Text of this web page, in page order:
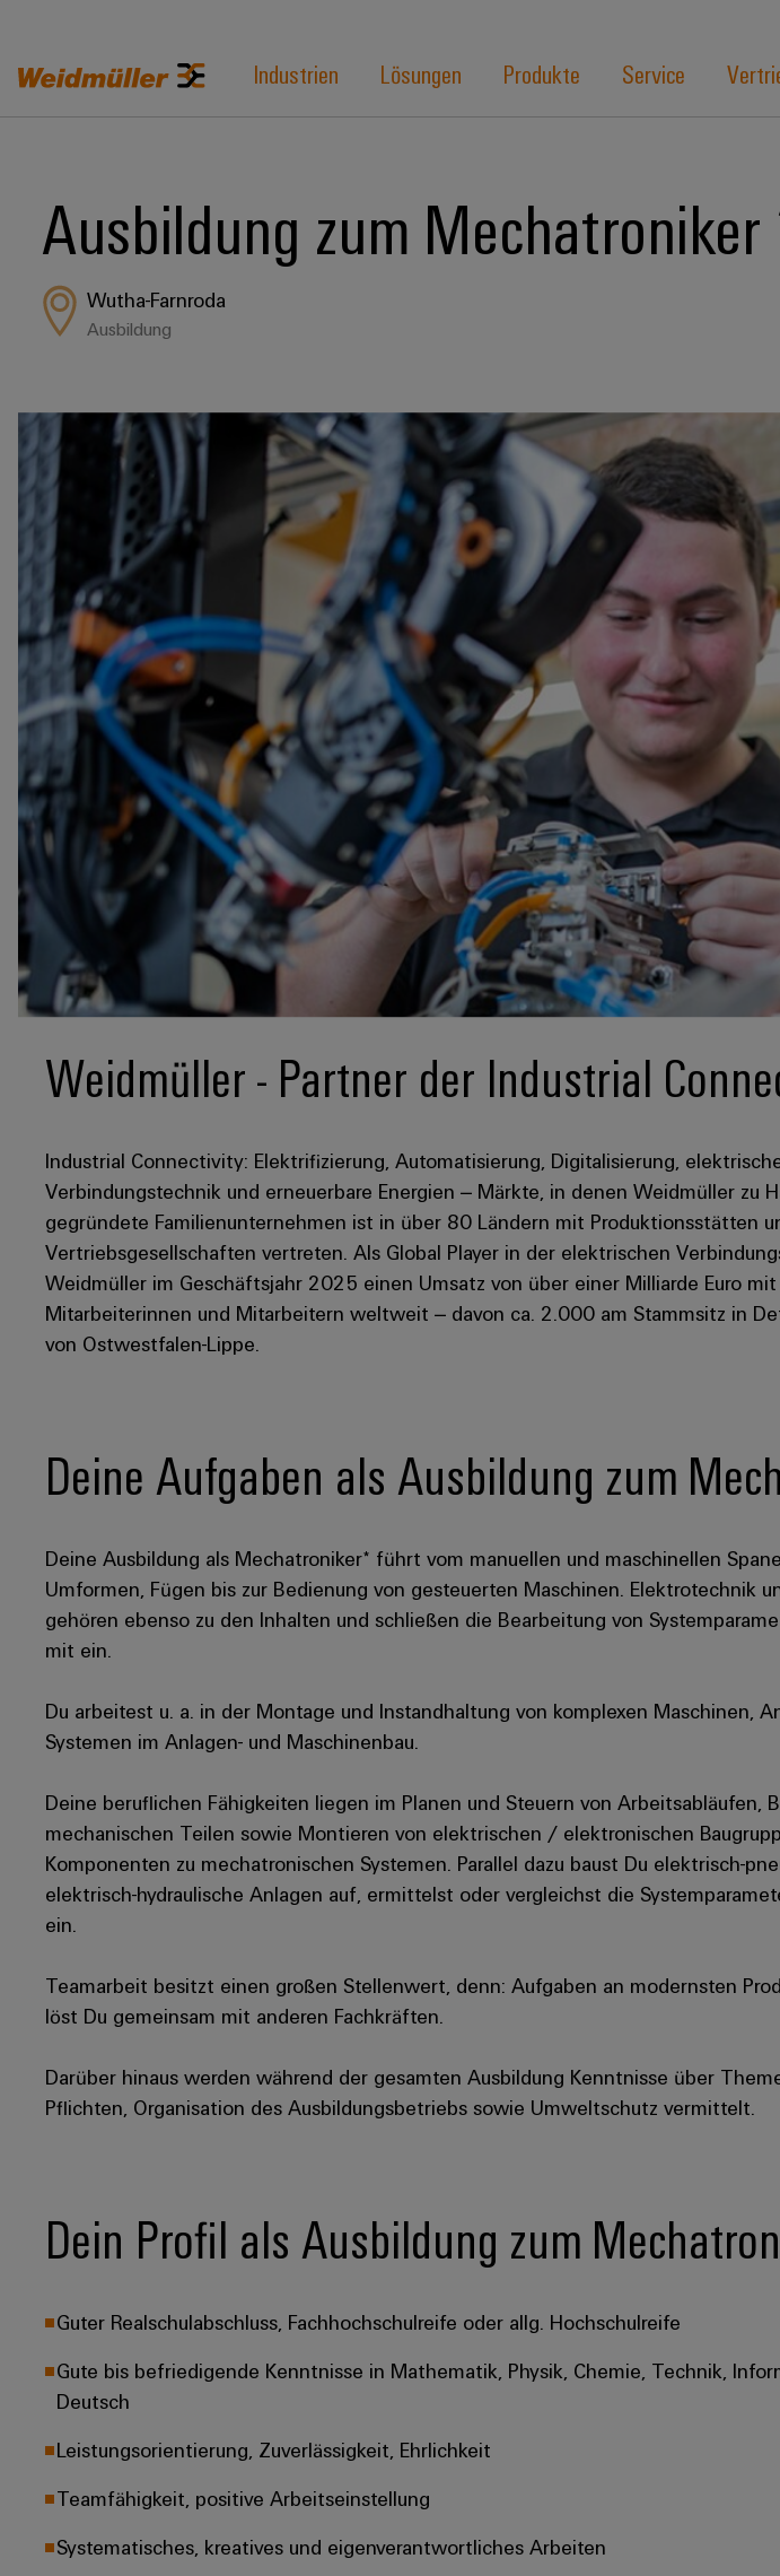
Industrien Lösungen Produkte Service
Ausbildung zum
Wutha-Farnroda
Ausbildung
Weidmüller - Partner der Industrial
Industrial Connectivity: Elektrifizierung, Automatisierung, Digitalisierung,
Verbindungstechnik und erneuerbare Energien – Märkte, in denen Weidmüller zu
gegründete Familienunternehmen ist in über 80 Ländern mit Produktionsstätten
Vertriebsgesellschaften vertreten. Als Global Player in der elektrischen
Weidmüller im Geschäftsjahr 2025 einen Umsatz von über einer Milliarde Euro
Mitarbeiterinnen und Mitarbeitern weltweit – davon ca. 2.000 am Stammsitz in
von Ostwestfalen-Lippe.
Deine Aufgaben als Ausbildung zum
Deine Ausbildung als Mechatroniker* führt vom manuellen und maschinellen
Umformen, Fügen bis zur Bedienung von gesteuerten Maschinen. Elektrotechnik
gehören ebenso zu den Inhalten und schließen die Bearbeitung von
mit ein.
Du arbeitest u. a. in der Montage und Instandhaltung von komplexen Maschinen,
Systemen im Anlagen- und Maschinenbau.
Deine beruflichen Fähigkeiten liegen im Planen und Steuern von Arbeitsabläufen,
mechanischen Teilen sowie Montieren von elektrischen / elektronischen
Komponenten zu mechatronischen Systemen. Parallel dazu baust Du elektrisch-
elektrisch-hydraulische Anlagen auf, ermittelst oder vergleichst die
ein.
Teamarbeit besitzt einen großen Stellenwert, denn: Aufgaben an modernsten
löst Du gemeinsam mit anderen Fachkräften.
Darüber hinaus werden während der gesamten Ausbildung Kenntnisse über
Pflichten, Organisation des Ausbildungsbetriebs sowie Umweltschutz vermittelt.
Dein Profil als Ausbildung zum
Guter Realschulabschluss, Fachhochschulreife oder allg. Hochschulreife
Gute bis befriedigende Kenntnisse in Mathematik, Physik, Chemie, Technik,
Deutsch
Leistungsorientierung, Zuverlässigkeit, Ehrlichkeit
Teamfähigkeit, positive Arbeitseinstellung
Systematisches, kreatives und eigenverantwortliches Arbeiten